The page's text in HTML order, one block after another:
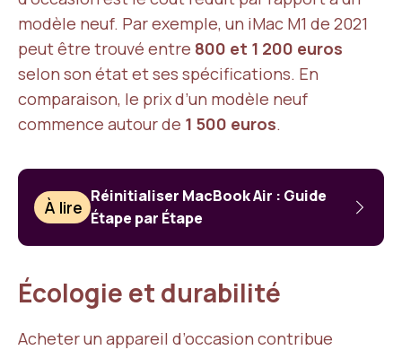
modèle neuf. Par exemple, un iMac M1 de 2021
peut être trouvé entre 800 et 1 200 euros
selon son état et ses spécifications. En
comparaison, le prix d’un modèle neuf
commence autour de 1 500 euros.
À lire
Réinitialiser MacBook Air : Guide
Étape par Étape
Écologie et durabilité
Acheter un appareil d’occasion contribue